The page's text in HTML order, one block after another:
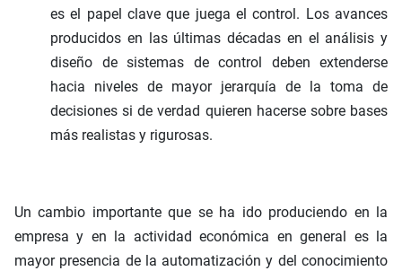
es el papel clave que juega el control. Los avances
producidos en las últimas décadas en el análisis y
diseño de sistemas de control deben extenderse
hacia niveles de mayor jerarquía de la toma de
decisiones si de verdad quieren hacerse sobre bases
más realistas y rigurosas.
Un cambio importante que se ha ido produciendo en la
empresa y en la actividad económica en general es la
mayor presencia de la automatización y del conocimiento